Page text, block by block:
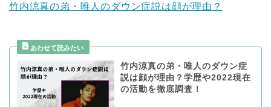
竹内涼真の弟・唯人のダウン症説は顔が理由？
竹内涼真の弟・唯人のダウン症
説は顔が理由？学歴や2022現在
の活動を徹底調査！